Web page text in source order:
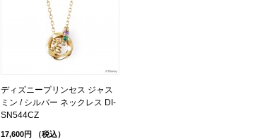
ディズニープリンセス ジャス
ミン / シルバー ネックレス DI-
SN544CZ
17,600円 （税込）